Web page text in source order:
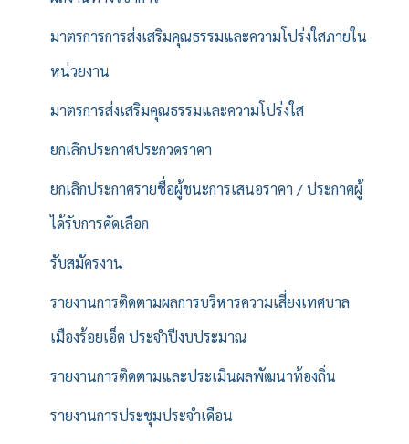
มาตรการการส่งเสริมคุณธรรมและความโปร่งใสภายใน
หน่วยงาน
มาตรการส่งเสริมคุณธรรมและความโปร่งใส
ยกเลิกประกาศประกวดราคา
ยกเลิกประกาศรายชื่อผู้ชนะการเสนอราคา / ประกาศผู้
ได้รับการคัดเลือก
รับสมัครงาน
รายงานการติดตามผลการบริหารความเสี่ยงเทศบาล
เมืองร้อยเอ็ด ประจำปีงบประมาณ
รายงานการติดตามและประเมินผลพัฒนาท้องถิ่น
รายงานการประชุมประจำเดือน